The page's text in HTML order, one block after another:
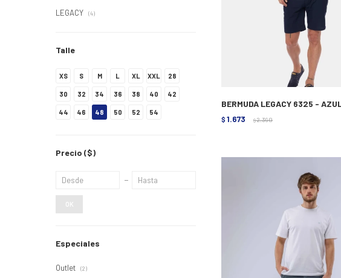
BERMUDA LEGACY 6325 -
$ 1.673 $ 2.390
LEGACY (4)
Talle
XS S M L XL XXL 28
30 32 34 36 38 40 42
44 46 48 50 52 54
Precio ($)
OK
Especiales
Outlet (2)